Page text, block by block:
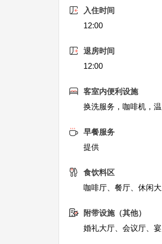
入住时间
12:00
退房时间
12:00
客室内便利设施
换洗服务，咖啡机，
早餐服务
提供
食饮料区
咖啡厅、餐厅、休闲
附带设施（其他）
婚礼大厅、会议厅、